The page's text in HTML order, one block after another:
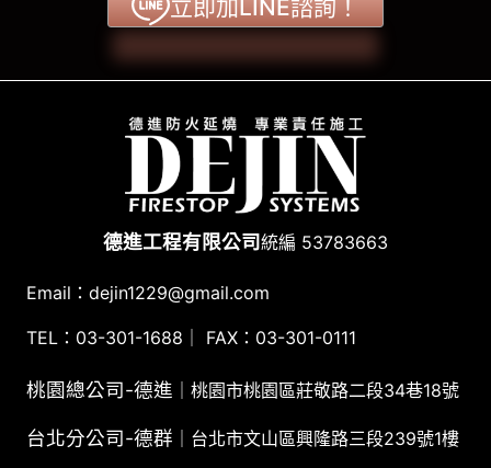
立即加LINE諮詢！
德進工程有限公司統編 53783663
Email：dejin1229@gmail.com
TEL： 03-301-1688 ｜ FAX：03-301-0111
桃園總公司-德進 ｜桃園市桃園區莊敬路二段34巷18號
台北分公司-德群 ｜台北市文山區興隆路三段239號1樓